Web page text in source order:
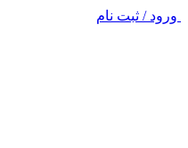
ورود / ثبت نام